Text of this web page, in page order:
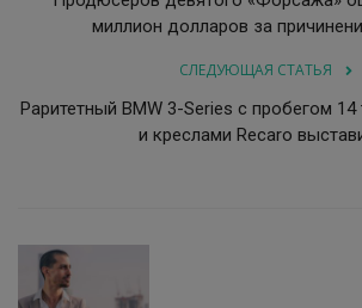
миллион долларов за
СЛЕДУЮЩАЯ СТАТЬЯ
Раритетный BMW 3-Series с пробегом
и креслами Recaro